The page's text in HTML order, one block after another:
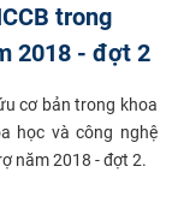
trong
2018 - đợt 2
cơ bản trong khoa
học và công nghệ
năm 2018 - đợt 2.